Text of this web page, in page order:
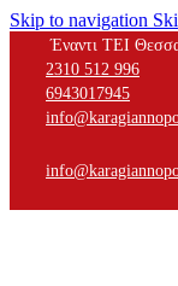
Skip to navigation
Έναντι ΤΕΙ
2310 512 996
6943017945